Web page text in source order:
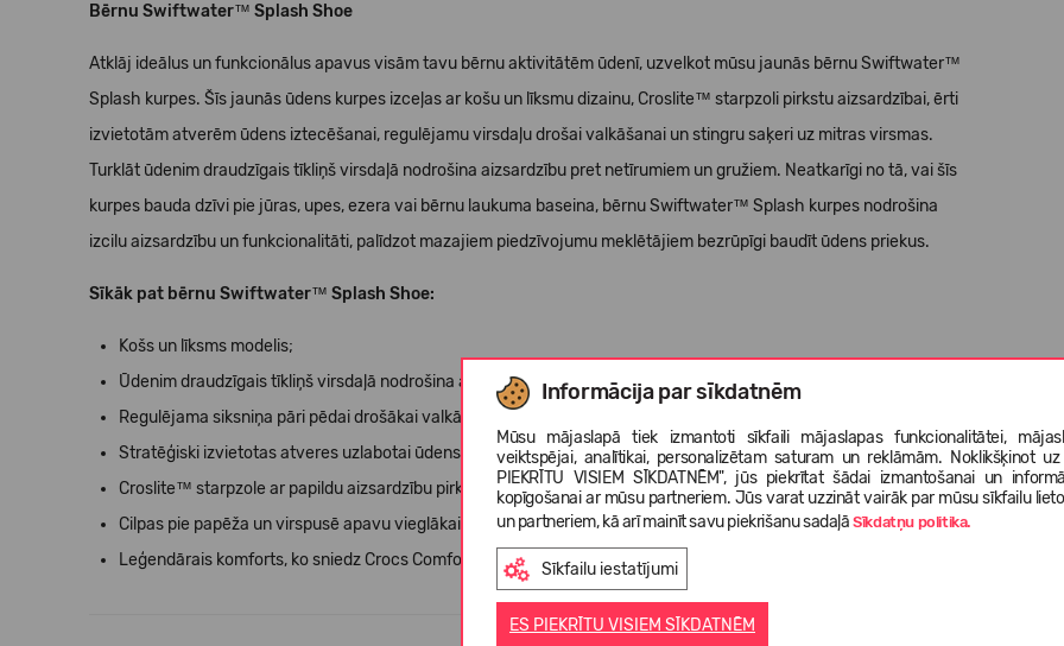
Informācija par sīkdatnēm
Mūsu mājaslapā tiek izmantoti sīkfaili mājaslapas funkcionalitātei,
veiktspējai, analītikai, personalizētam saturam un reklāmām. Noklikšķinot
PIEKRĪTU VISIEM SĪKDATNĒM", jūs piekrītat šādai izmantošanai un
kopīgošanai ar mūsu partneriem. Jūs varat uzzināt vairāk par mūsu sīkfailu
un partneriem, kā arī mainīt savu piekrišanu sadaļāSīkdatņu politika.
Sīkfailu iestatījumi
ES PIEKRĪTU VISIEM SĪKDATNĒM
Bērnu Swiftwater™ Splash Shoe
Atklāj ideālus un funkcionālus apavus visām tavu bērnu aktivitātēm ūdenī, uzvelkot mūsu jaunās bērnu Swiftwater™
Splash kurpes. Šīs jaunās ūdens kurpes izceļas ar košu un līksmu dizainu, Croslite™ starpzoli pirkstu aizsardzībai, ērti
izvietotām atverēm ūdens iztecēšanai, regulējamu virsdaļu drošai valkāšanai un stingru saķeri uz mitras virsmas.
Turklāt ūdenim draudzīgais tīkliņš virsdaļā nodrošina aizsardzību pret netīrumiem un gružiem. Neatkarīgi no tā, vai šīs
kurpes bauda dzīvi pie jūras, upes, ezera vai bērnu laukuma baseina, bērnu Swiftwater™ Splash kurpes nodrošina
izcilu aizsardzību un funkcionalitāti, palīdzot mazajiem piedzīvojumu meklētājiem bezrūpīgi baudīt ūdens priekus.
Sīkāk pat bērnu Swiftwater™ Splash Shoe:
Košs un līksms modelis;
Ūdenim draudzīgais tīkliņš virsdaļā nodrošina aizsardzību pret netīrumiem un gružiem;
Regulējama siksniņa pāri pēdai drošākai valkāšanai;
Stratēģiski izvietotas atveres uzlabotai ūdens iztecēšanai;
Croslite™ starpzole ar papildu aizsardzību pirkstiem un saķeri ūdenī;
Cilpas pie papēža un virspusē apavu vieglākai uzvilkšanai un novilkšanai;
Leģendārais komforts, ko sniedz Crocs Comfort™: Izcili viegli. Elastīgi. 360 grādu komforts.